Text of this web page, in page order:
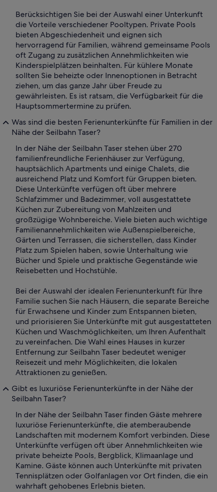
Berücksichtigen Sie bei der Auswahl einer Unterkunft
die Vorteile verschiedener Pooltypen. Private Pools
bieten Abgeschiedenheit und eignen sich
hervorragend für Familien, während gemeinsame Pools
oft Zugang zu zusätzlichen Annehmlichkeiten wie
Kinderspielplätzen beinhalten. Für kühlere Monate
sollten Sie beheizte oder Innenoptionen in Betracht
ziehen, um das ganze Jahr über Freude zu
gewährleisten. Es ist ratsam, die Verfügbarkeit für die
Hauptsommertermine zu prüfen.
Was sind die besten Ferienunterkünfte für Familien in der
Nähe der Seilbahn Taser?
In der Nähe der Seilbahn Taser stehen über 270
familienfreundliche Ferienhäuser zur Verfügung,
hauptsächlich Apartments und einige Chalets, die
ausreichend Platz und Komfort für Gruppen bieten.
Diese Unterkünfte verfügen oft über mehrere
Schlafzimmer und Badezimmer, voll ausgestattete
Küchen zur Zubereitung von Mahlzeiten und
großzügige Wohnbereiche. Viele bieten auch wichtige
Familienannehmlichkeiten wie Außenspielbereiche,
Gärten und Terrassen, die sicherstellen, dass Kinder
Platz zum Spielen haben, sowie Unterhaltung wie
Bücher und Spiele und praktische Gegenstände wie
Reisebetten und Hochstühle.
Bei der Auswahl der idealen Ferienunterkunft für Ihre
Familie suchen Sie nach Häusern, die separate Bereiche
für Erwachsene und Kinder zum Entspannen bieten,
und priorisieren Sie Unterkünfte mit gut ausgestatteten
Küchen und Waschmöglichkeiten, um Ihren Aufenthalt
zu vereinfachen. Die Wahl eines Hauses in kurzer
Entfernung zur Seilbahn Taser bedeutet weniger
Reisezeit und mehr Möglichkeiten, die lokalen
Attraktionen zu genießen.
Gibt es luxuriöse Ferienunterkünfte in der Nähe der
Seilbahn Taser?
In der Nähe der Seilbahn Taser finden Gäste mehrere
luxuriöse Ferienunterkünfte, die atemberaubende
Landschaften mit modernem Komfort verbinden. Diese
Unterkünfte verfügen oft über Annehmlichkeiten wie
private beheizte Pools, Bergblick, Klimaanlage und
Kamine. Gäste können auch Unterkünfte mit privaten
Tennisplätzen oder Golfanlagen vor Ort finden, die ein
wahrhaft gehobenes Erlebnis bieten.